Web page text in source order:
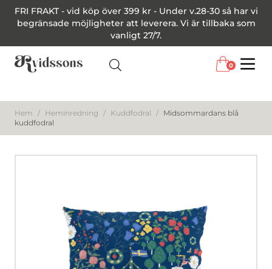
FRI FRAKT - vid köp över 399 kr - Under v.28-30 så har vi
begränsade möjligheter att leverera. Vi är tillbaka som
vanligt 27/7.
0
Hem / Heminredning / Kuddfodral / Midsommardans blå
kuddfodral